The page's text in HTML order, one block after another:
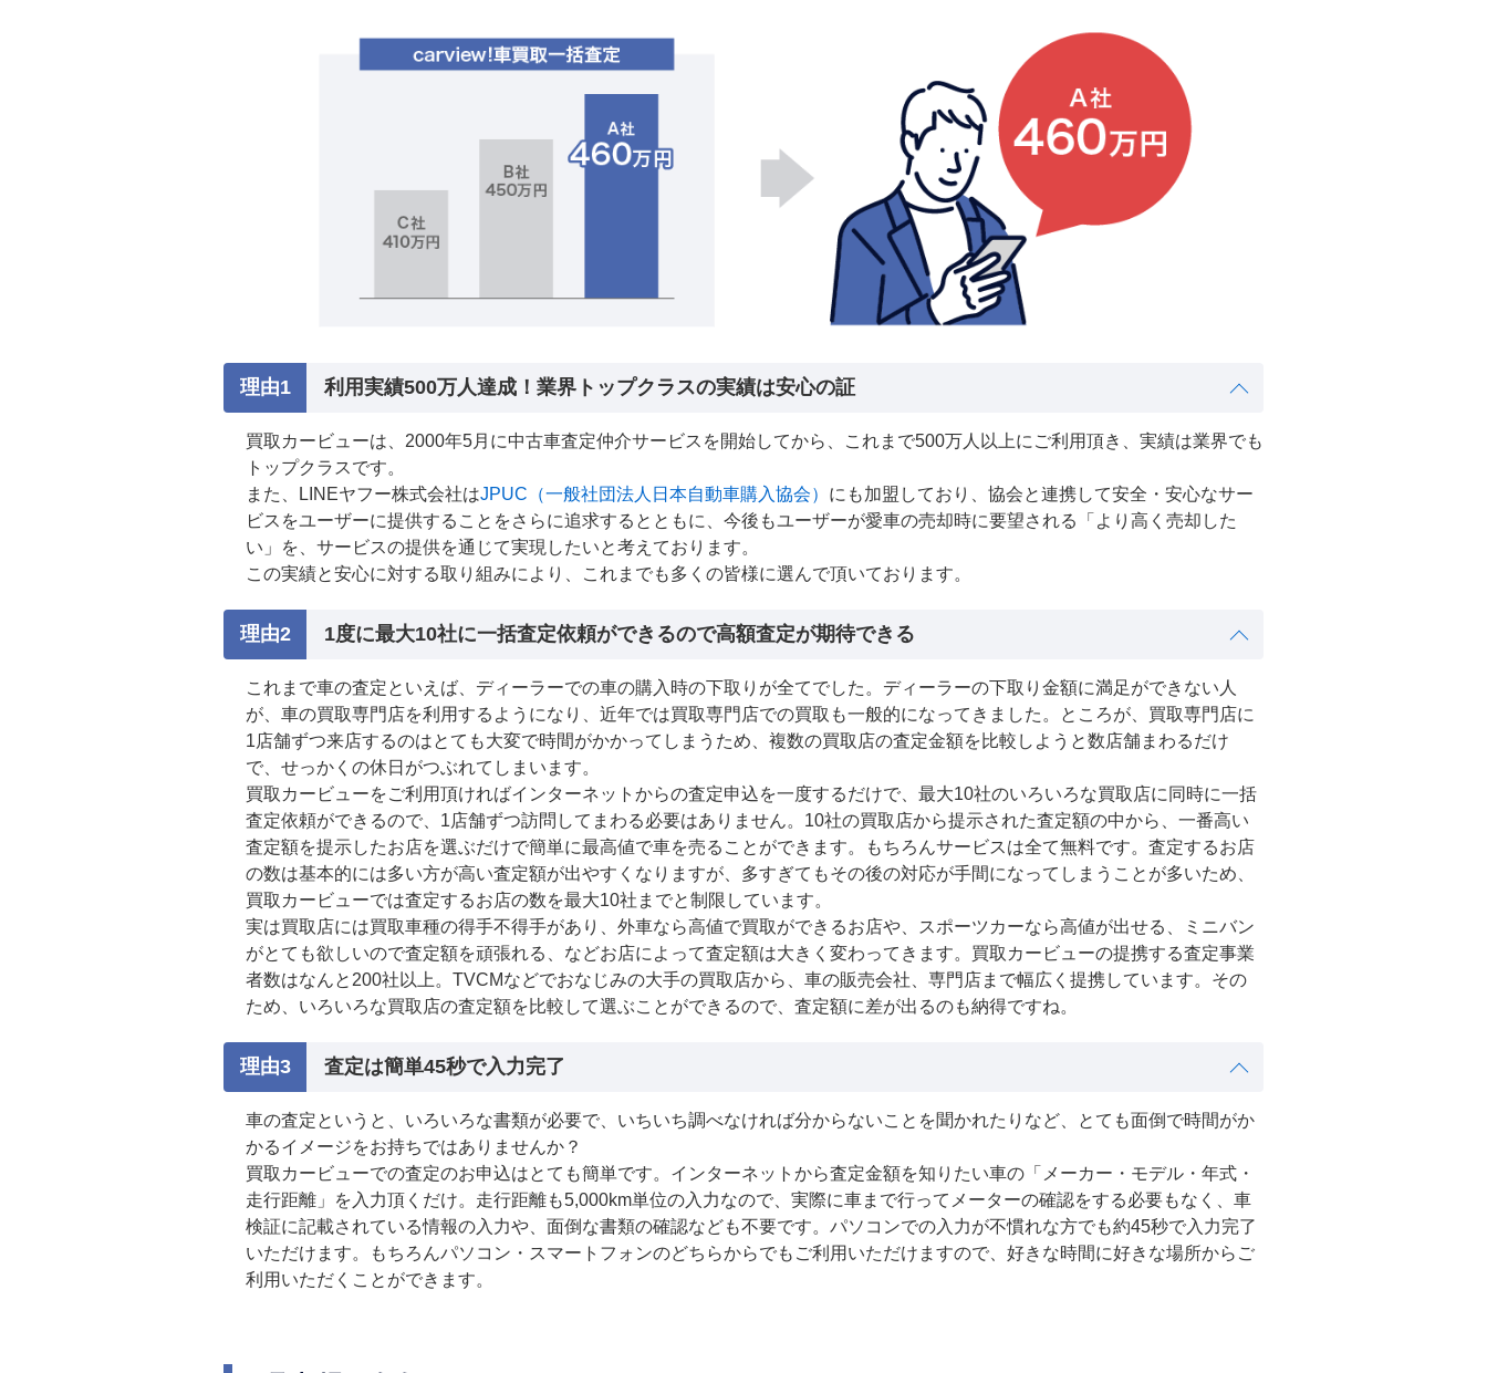
利用実績500万人達成！業界トップクラスの実績は安心の証
買取カービューは、2000年5月に中古車査定仲介サービスを開始してから、これまで500万人以上にご利用頂き、実績は業界でも
トップクラスです。
また、LINEヤフー株式会社はJPUC（一般社団法人日本自動車購入協会） にも加盟しており、協会と連携して安全・安心なサー
ビスをユーザーに提供することをさらに追求するとともに、今後もユーザーが愛車の売却時に要望される「より高く売却した
い」を、サービスの提供を通じて実現したいと考えております。
この実績と安心に対する取り組みにより、これまでも多くの皆様に選んで頂いております。
1度に最大10社に一括査定依頼ができるので高額査定が期待できる
これまで車の査定といえば、ディーラーでの車の購入時の下取りが全てでした。ディーラーの下取り金額に満足ができない人
が、車の買取専門店を利用するようになり、近年では買取専門店での買取も一般的になってきました。ところが、買取専門店に
1店舗ずつ来店するのはとても大変で時間がかかってしまうため、複数の買取店の査定金額を比較しようと数店舗まわるだけ
で、せっかくの休日がつぶれてしまいます。
買取カービューをご利用頂ければインターネットからの査定申込を一度するだけで、最大10社のいろいろな買取店に同時に一括
査定依頼ができるので、1店舗ずつ訪問してまわる必要はありません。10社の買取店から提示された査定額の中から、一番高い
査定額を提示したお店を選ぶだけで簡単に最高値で車を売ることができます。もちろんサービスは全て無料です。査定するお店
の数は基本的には多い方が高い査定額が出やすくなりますが、多すぎてもその後の対応が手間になってしまうことが多いため、
買取カービューでは査定するお店の数を最大10社までと制限しています。
実は買取店には買取車種の得手不得手があり、外車なら高値で買取ができるお店や、スポーツカーなら高値が出せる、ミニバン
がとても欲しいので査定額を頑張れる、などお店によって査定額は大きく変わってきます。買取カービューの提携する査定事業
者数はなんと200社以上。TVCMなどでおなじみの大手の買取店から、車の販売会社、専門店まで幅広く提携しています。その
ため、いろいろな買取店の査定額を比較して選ぶことができるので、査定額に差が出るのも納得ですね。
査定は簡単45秒で入力完了
車の査定というと、いろいろな書類が必要で、いちいち調べなければ分からないことを聞かれたりなど、とても面倒で時間がか
かるイメージをお持ちではありませんか？
買取カービューでの査定のお申込はとても簡単です。インターネットから査定金額を知りたい車の「メーカー・モデル・年式・
走行距離」を入力頂くだけ。走行距離も5,000km単位の入力なので、実際に車まで行ってメーターの確認をする必要もなく、車
検証に記載されている情報の入力や、面倒な書類の確認なども不要です。パソコンでの入力が不慣れな方でも約45秒で入力完了
いただけます。もちろんパソコン・スマートフォンのどちらからでもご利用いただけますので、好きな時間に好きな場所からご
利用いただくことができます。